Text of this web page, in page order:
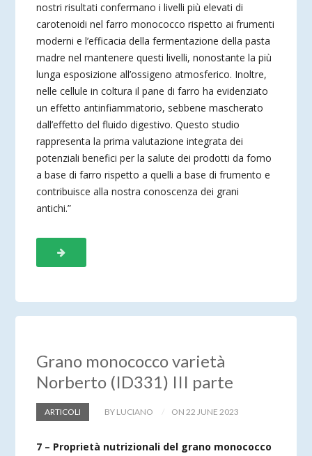
nostri risultati confermano i livelli più elevati di
carotenoidi nel farro monococco rispetto ai frumenti
moderni e l’efficacia della fermentazione della pasta
madre nel mantenere questi livelli, nonostante la più
lunga esposizione all’ossigeno atmosferico. Inoltre,
nelle cellule in coltura il pane di farro ha evidenziato
un effetto antinfiammatorio, sebbene mascherato
dall’effetto del fluido digestivo. Questo studio
rappresenta la prima valutazione integrata dei
potenziali benefici per la salute dei prodotti da forno
a base di farro rispetto a quelli a base di frumento e
contribuisce alla nostra conoscenza dei grani
antichi.”
Grano monococco varietà
Norberto (ID331) III parte
ARTICOLI BY LUCIANO ON 22 JUNE 2023
7 – Proprietà nutrizionali del grano monococco